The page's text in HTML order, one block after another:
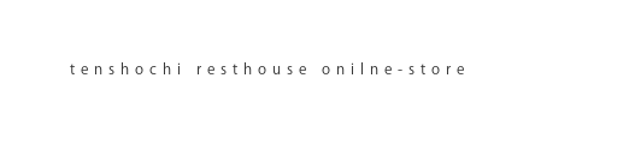
tenshochi resthouse onilne-store